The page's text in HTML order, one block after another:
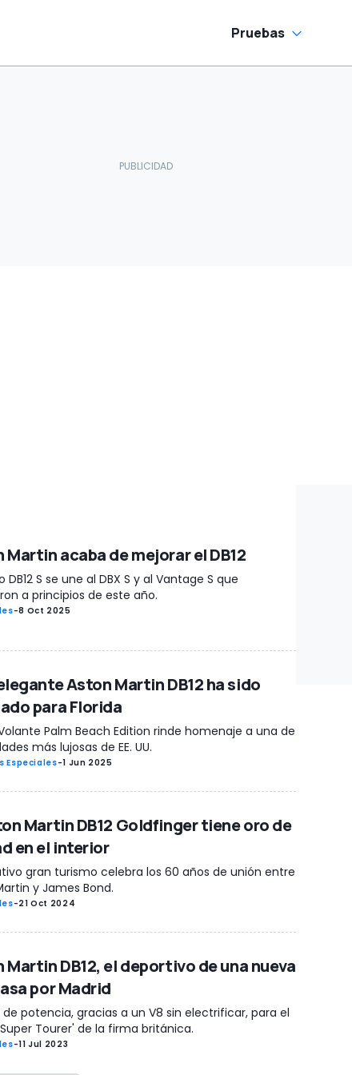
Pruebas
Martin acaba de mejorar el DB12
DB12 S se une al DBX S y al Vantage S que
a principios de este año.
-8 Oct 2025
Aston Martin DB12 ha sido
para Florida
Volante Palm Beach Edition rinde homenaje a una de
más lujosas de EE. UU.
Especiales-1 Jun 2025
Martin DB12 Goldfinger tiene oro de
en el interior
gran turismo celebra los 60 años de unión entre
y James Bond.
-21 Oct 2024
Martin DB12, el deportivo de una nueva
por Madrid
de potencia, gracias a un V8 sin electrificar, para el
Tourer' de la firma británica.
-11 Jul 2023